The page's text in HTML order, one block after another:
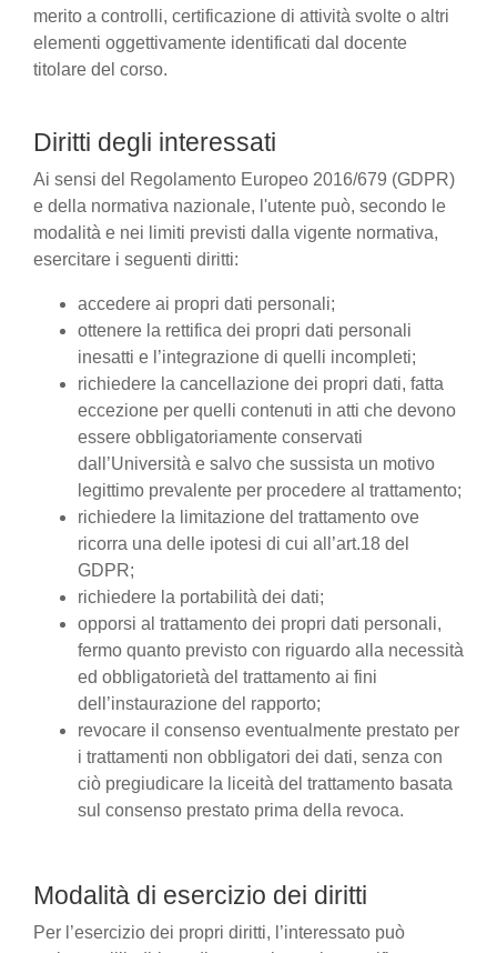
merito a controlli, certificazione di attività svolte o altri
elementi oggettivamente identificati dal docente
titolare del corso.
Diritti degli interessati
Ai sensi del Regolamento Europeo 2016/679 (GDPR)
e della normativa nazionale, l'utente può, secondo le
modalità e nei limiti previsti dalla vigente normativa,
esercitare i seguenti diritti:
accedere ai propri dati personali;
ottenere la rettifica dei propri dati personali
inesatti e l’integrazione di quelli incompleti;
richiedere la cancellazione dei propri dati, fatta
eccezione per quelli contenuti in atti che devono
essere obbligatoriamente conservati
dall’Università e salvo che sussista un motivo
legittimo prevalente per procedere al trattamento;
richiedere la limitazione del trattamento ove
ricorra una delle ipotesi di cui all’art.18 del
GDPR;
richiedere la portabilità dei dati;
opporsi al trattamento dei propri dati personali,
fermo quanto previsto con riguardo alla necessità
ed obbligatorietà del trattamento ai fini
dell’instaurazione del rapporto;
revocare il consenso eventualmente prestato per
i trattamenti non obbligatori dei dati, senza con
ciò pregiudicare la liceità del trattamento basata
sul consenso prestato prima della revoca.
Modalità di esercizio dei diritti
Per l’esercizio dei propri diritti, l’interessato può